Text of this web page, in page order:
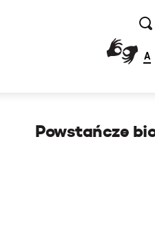
A
Powstańcze